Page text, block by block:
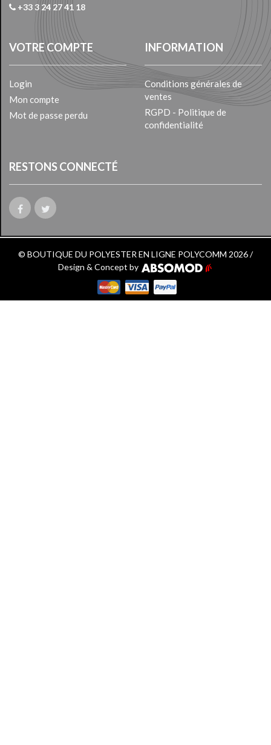
+33 3 24 27 41 18
VOTRE COMPTE
Login
Mon compte
Mot de passe perdu
INFORMATION
Conditions générales de
ventes
RGPD - Politique de
confidentialité
RESTONS CONNECTÉ
© BOUTIQUE DU POLYESTER EN LIGNE POLYCOMM 2026 /
Design & Concept by